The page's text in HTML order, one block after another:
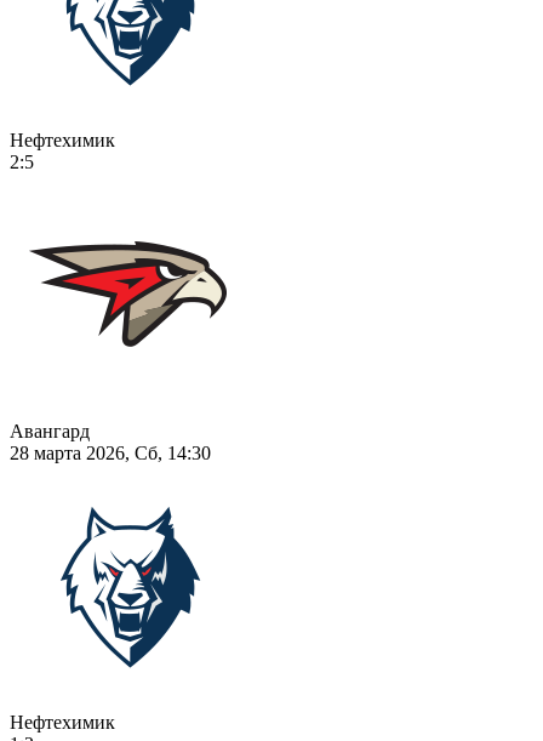
Нефтехимик
2:5
Авангард
28 марта 2026, Сб, 14:30
Нефтехимик